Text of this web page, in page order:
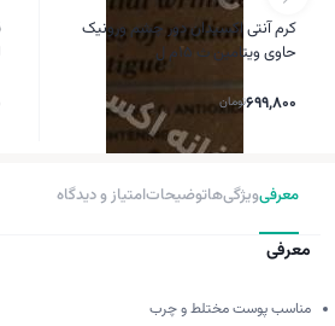
کرم آنتی اکسیدان دور چشم ورونیک
حاوی ویتامین ث 15م ل
699,800تومان
معرفیویژگی‌هاتوضیحاتامتیاز و دیدگاه
معرفی
مناسب پوست مختلط و چرب